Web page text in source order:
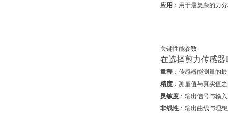
应用 ：用于最复杂的力
关键性能参数
在选择剪力传感
量程 ：传感器能测量的
精度 ：测量值与真实值
灵敏度 ：输出信号与输
非线性 ：输出曲线与理